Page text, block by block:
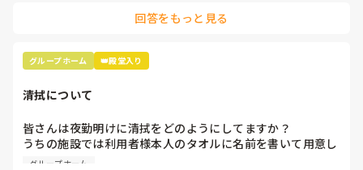
したらまだしもですが…
です。ご家族意向、ケアプラン共に認知機能低下を促す、とあ
ればやらないとなりますが、もちろん有り得ませんよね、、
回答をもっと見る
グループホーム 👑殿堂入り
清拭について
皆さんは夜勤明けに清拭をどのようにしてますか？
うちの施設では利用者様本人のタオルに名前を書いて用意し
て人肌ほどのお湯に清拭剤を入れて部分清拭をしたあと、、
グループホーム